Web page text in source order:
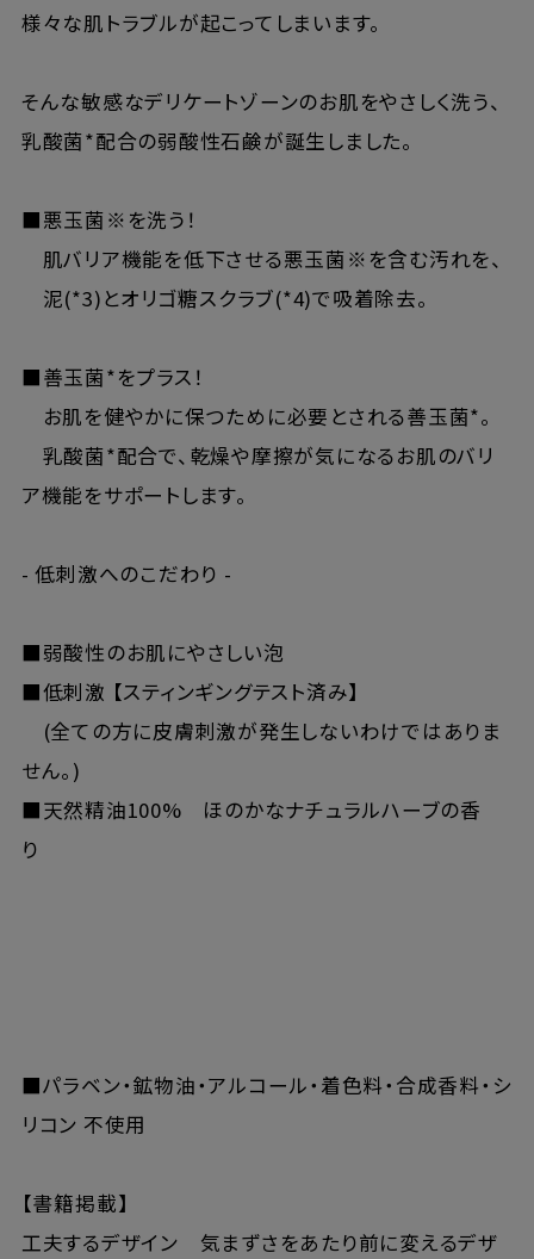
様々な肌トラブルが起こってしまいます。
そんな敏感なデリケートゾーンのお肌をやさしく洗う、
乳酸菌*配合の弱酸性石鹸が誕生しました。
■悪玉菌※を洗う！
肌バリア機能を低下させる悪玉菌※を含む汚れを、
泥(*3)とオリゴ糖スクラブ(*4)で吸着除去。
■善玉菌*をプラス！
お肌を健やかに保つために必要とされる善玉菌*。
乳酸菌*配合で、乾燥や摩擦が気になるお肌のバリ
ア機能をサポートします。
- 低刺激へのこだわり -
■弱酸性のお肌にやさしい泡
■低刺激 【スティンギングテスト済み】
(全ての方に皮膚刺激が発生しないわけではありま
せん。)
■天然精油100% ほのかなナチュラルハーブの香
り
■パラベン・鉱物油・アルコール・着色料・合成香料・シ
リコン 不使用
【書籍掲載】
工夫するデザイン 気まずさをあたり前に変えるデザ